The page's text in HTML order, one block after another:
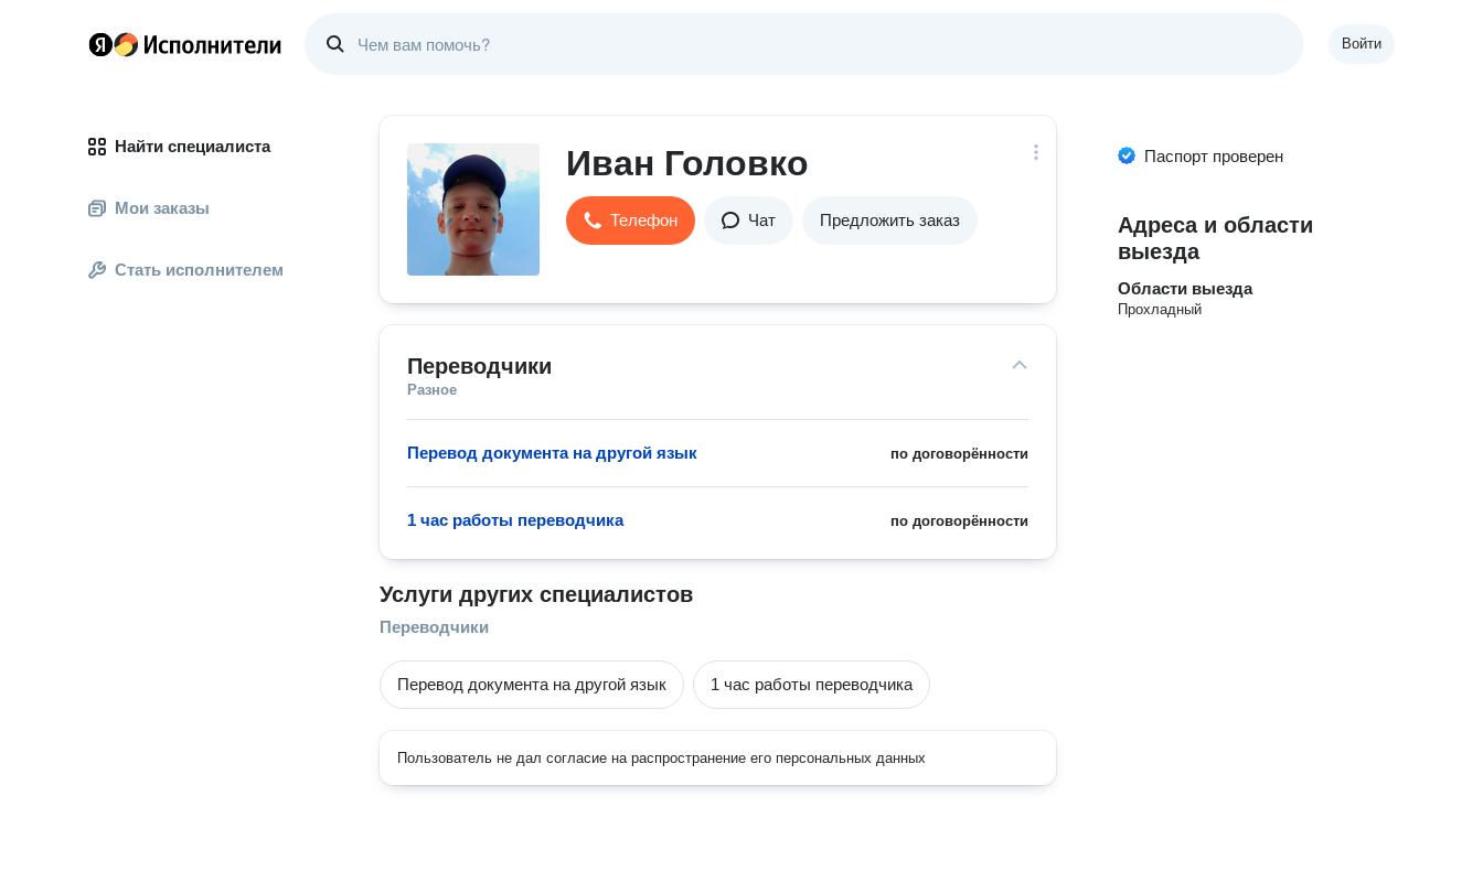
Войти
Найти специалиста
Мои заказы
Стать исполнителем
Иван Головко
Телефон Чат Предложить заказ
Переводчики
Разное
по договорённости
Перевод документа на другой язык
по договорённости
1 час работы переводчика
Услуги других специалистов
Переводчики
Перевод документа на другой язык 1 час работы переводчика
Пользователь не дал согласие на распространение его персональных данных
Паспорт проверен
Адреса и области
выезда
Области выезда
Прохладный